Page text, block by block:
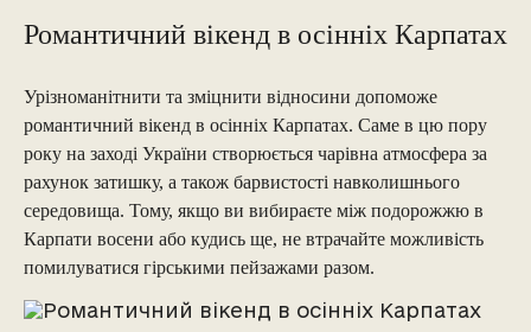
Романтичний вікенд в осінніх Карпатах
Урізноманітнити та зміцнити відносини допоможе
романтичний вікенд в осінніх Карпатах. Саме в цю пору
року на заході України створюється чарівна атмосфера за
рахунок затишку, а також барвистості навколишнього
середовища. Тому, якщо ви вибираєте між подорожжю в
Карпати восени або кудись ще, не втрачайте можливість
помилуватися гірськими пейзажами разом.